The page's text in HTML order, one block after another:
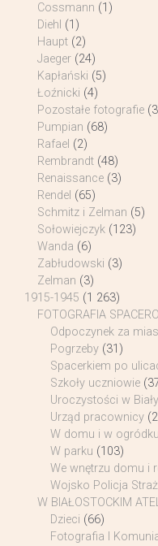
Cossmann (1)
Diehl (1)
Haupt (2)
Jaeger (24)
Kapłański (5)
Łoźnicki (4)
Pozostałe fotografie
Pumpian (68)
Rafael (2)
Rembrandt (48)
Renaissance (3)
Rendel (65)
Schmitz i Zelman (5)
Sołowiejczyk (123)
Wanda (6)
Zabłudowski (3)
Zelman (3)
1915-1945 (1 263)
FOTOGRAFIA
Odpoczynek za
Pogrzeby (31)
Spacerkiem po
Szkoły uczniowie
Uroczystości w
Urząd pracownicy
W domu i w ogródku
W parku (103)
We wnętrzu domu i
Wojsko Policja
W BIAŁOSTOCKIM
Dzieci (66)
Fotografia I